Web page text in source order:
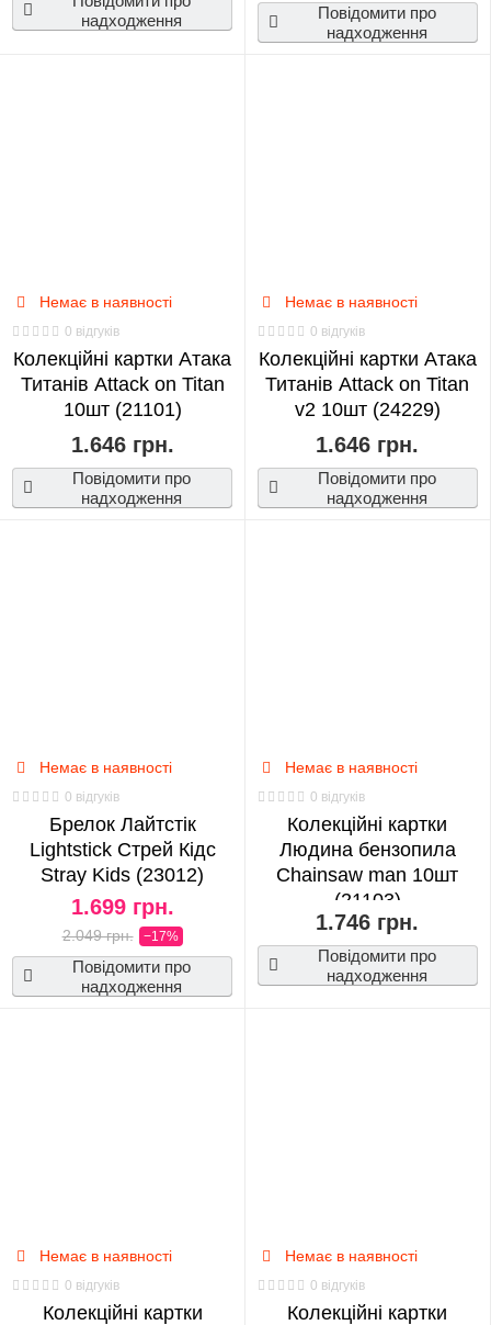
надходження
Повідомити про
надходження
Немає в наявності
0 відгуків
Колекційні картки Атака
Титанів Attack on Titan
10шт (21101)
1.646 грн.
Повідомити про
надходження
Немає в наявності
0 відгуків
Колекційні картки Атака
Титанів Attack on Titan
v2 10шт (24229)
1.646 грн.
Повідомити про
надходження
Немає в наявності
0 відгуків
Брелок Лайтстік
Lightstick Стрей Кідс
Stray Kids (23012)
1.699 грн.
2.049 грн. −17%
Повідомити про
надходження
Немає в наявності
0 відгуків
Колекційні картки
Людина бензопила
Chainsaw man 10шт
(21103)
1.746 грн.
Повідомити про
надходження
Немає в наявності
0 відгуків
Колекційні картки
Немає в наявності
0 відгуків
Колекційні картки